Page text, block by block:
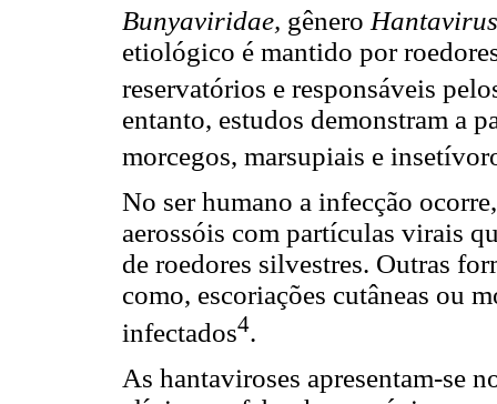
Bunyaviridae, gênero Hantavirus
etiológico é mantido por
reservatórios e responsáveis
entanto, estudos demonstram a
morcegos, marsupiais e
No ser humano a infecção
aerossóis com partículas virais
de roedores silvestres. Outras
como, escoriações cutâneas ou
infectados4.
As hantaviroses apresentam-se